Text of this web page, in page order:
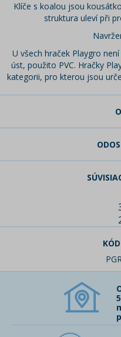
Klíče s koalou jsou
struktura uleví při
U všech hraček Playgro
úst, použito PVC. Hračky
kategorii, pro kterou jsou